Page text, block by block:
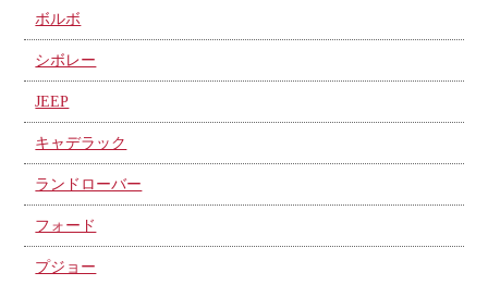
ボルボ
シボレー
JEEP
キャデラック
ランドローバー
フォード
プジョー